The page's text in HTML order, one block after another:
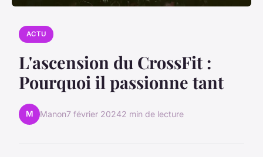
ACTU
L'ascension du CrossFit :
Pourquoi il passionne tant
M Manon7 février 20242 min de lecture